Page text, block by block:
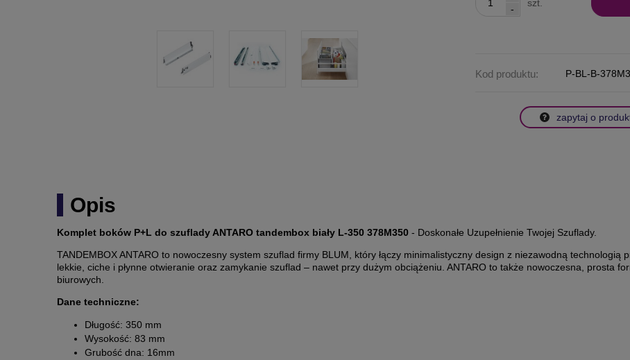
-
szt.
Kod produktu: P-BL-B-
zapytaj o
Opis
Komplet boków P+L do szuflady ANTARO tandembox biały L-350 378M350 - Doskonałe Uzupełnienie Twojej Szuflady.
TANDEMBOX ANTARO to nowoczesny system szuflad firmy BLUM, który łączy minimalistyczny design z niezawodną
lekkie, ciche i płynne otwieranie oraz zamykanie szuflad – nawet przy dużym obciążeniu. ANTARO to także nowoczesna, prosta
biurowych.
Dane techniczne:
Długość: 350 mm
Wysokość: 83 mm
Grubość dna: 16mm